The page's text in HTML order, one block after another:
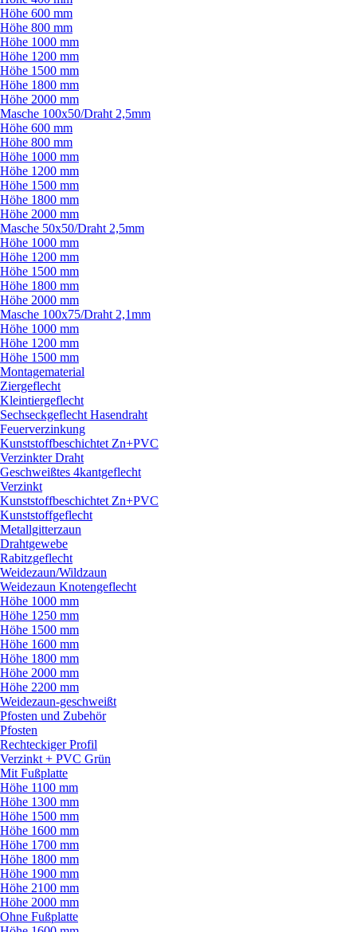
Höhe 600 mm
Höhe 800 mm
Höhe 1000 mm
Höhe 1200 mm
Höhe 1500 mm
Höhe 1800 mm
Höhe 2000 mm
Masche 100x50/Draht 2,5mm
Höhe 600 mm
Höhe 800 mm
Höhe 1000 mm
Höhe 1200 mm
Höhe 1500 mm
Höhe 1800 mm
Höhe 2000 mm
Masche 50x50/Draht 2,5mm
Höhe 1000 mm
Höhe 1200 mm
Höhe 1500 mm
Höhe 1800 mm
Höhe 2000 mm
Masche 100x75/Draht 2,1mm
Höhe 1000 mm
Höhe 1200 mm
Höhe 1500 mm
Montagematerial
Ziergeflecht
Kleintiergeflecht
Sechseckgeflecht Hasendraht
Feuerverzinkung
Kunststoffbeschichtet Zn+PVC
Verzinkter Draht
Geschweißtes 4kantgeflecht
Verzinkt
Kunststoffbeschichtet Zn+PVC
Kunststoffgeflecht
Metallgitterzaun
Drahtgewebe
Rabitzgeflecht
Weidezaun/Wildzaun
Weidezaun Knotengeflecht
Höhe 1000 mm
Höhe 1250 mm
Höhe 1500 mm
Höhe 1600 mm
Höhe 1800 mm
Höhe 2000 mm
Höhe 2200 mm
Weidezaun-geschweißt
Pfosten und Zubehör
Pfosten
Rechteckiger Profil
Verzinkt + PVC Grün
Mit Fußplatte
Höhe 1100 mm
Höhe 1300 mm
Höhe 1500 mm
Höhe 1600 mm
Höhe 1700 mm
Höhe 1800 mm
Höhe 1900 mm
Höhe 2100 mm
Höhe 2000 mm
Ohne Fußplatte